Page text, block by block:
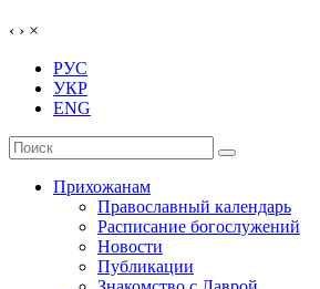
‹ › ×
РУС
УКР
ENG
Прихожанам
Православный календарь
Расписание богослужений
Новости
Публикации